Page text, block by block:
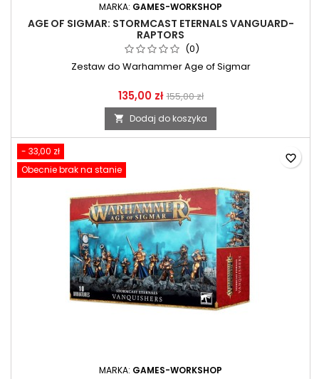
MARKA: GAMES-WORKSHOP
AGE OF SIGMAR: STORMCAST ETERNALS VANGUARD-
RAPTORS
(0)
Zestaw do Warhammer Age of Sigmar
135,00 zł 155,00 zł
 Dodaj do koszyka
- 33,00 zł
Obecnie brak na stanie
MARKA: GAMES-WORKSHOP
favorite_border